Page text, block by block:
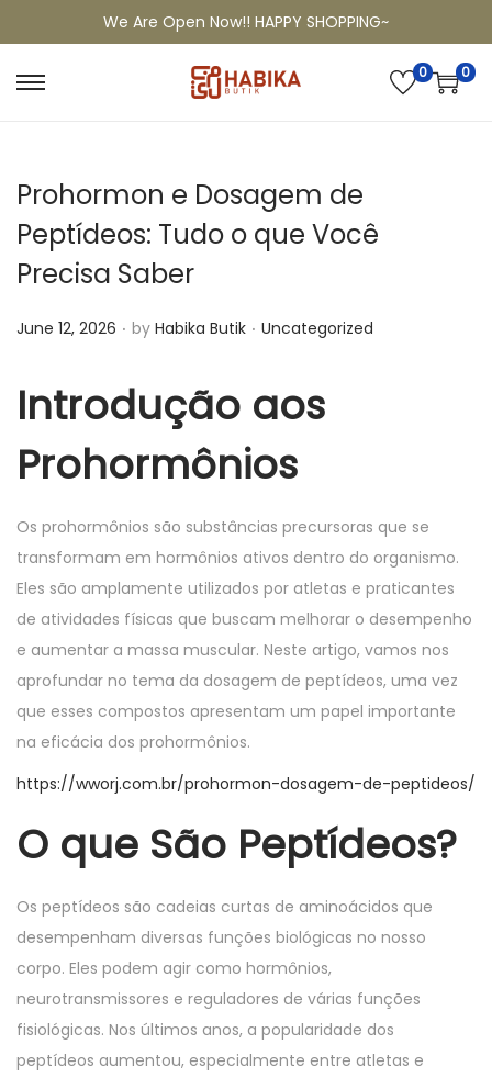
We Are Open Now!! HAPPY SHOPPING~
0 0
Prohormon e Dosagem de
Peptídeos: Tudo o que Você
Precisa Saber
P
s
t
e
d
June 12, 2026 . by Habika Butik . P
t
d
Uncategorized
Introdução aos
Prohormônios
Os prohormônios são substâncias precursoras que se
transformam em hormônios ativos dentro do organismo.
Eles são amplamente utilizados por atletas e praticantes
de atividades físicas que buscam melhorar o desempenho
e aumentar a massa muscular. Neste artigo, vamos nos
aprofundar no tema da dosagem de peptídeos, uma vez
que esses compostos apresentam um papel importante
na eficácia dos prohormônios.
https://wworj.com.br/prohormon-dosagem-de-peptideos/
O que São Peptídeos?
Os peptídeos são cadeias curtas de aminoácidos que
desempenham diversas funções biológicas no nosso
corpo. Eles podem agir como hormônios,
neurotransmissores e reguladores de várias funções
fisiológicas. Nos últimos anos, a popularidade dos
peptídeos aumentou, especialmente entre atletas e